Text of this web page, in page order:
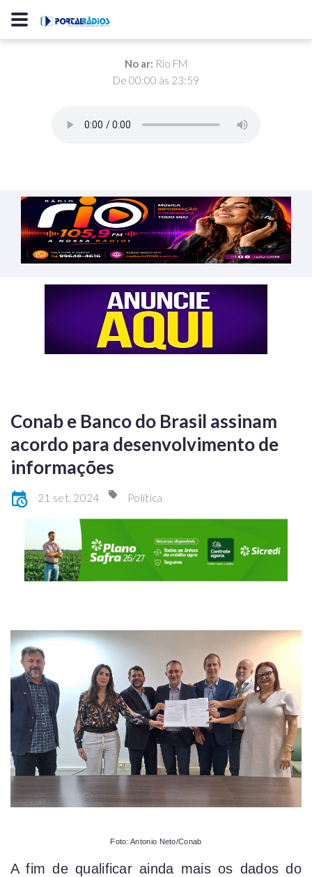
No ar: Rio FM
De 00:00 às 23:59
Conab e Banco do Brasil assinam
acordo para desenvolvimento de
informações
21 set, 2024 Política
Foto: Antonio Neto/Conab
A fim de qualificar ainda mais os dados do